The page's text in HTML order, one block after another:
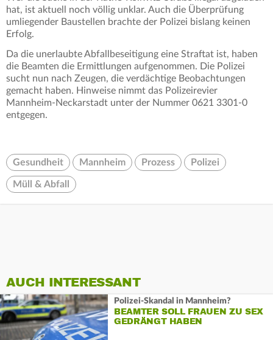
hat, ist aktuell noch völlig unklar. Auch die Überprüfung
umliegender Baustellen brachte der Polizei bislang keinen
Erfolg.
Da die unerlaubte Abfallbeseitigung eine Straftat ist, haben
die Beamten die Ermittlungen aufgenommen. Die Polizei
sucht nun nach Zeugen, die verdächtige Beobachtungen
gemacht haben. Hinweise nimmt das Polizeirevier
Mannheim-Neckarstadt unter der Nummer 0621 3301-0
entgegen.
Gesundheit Mannheim Prozess Polizei
Müll & Abfall
AUCH INTERESSANT
Polizei-Skandal in Mannheim?
BEAMTER SOLL FRAUEN ZU SEX
GEDRÄNGT HABEN